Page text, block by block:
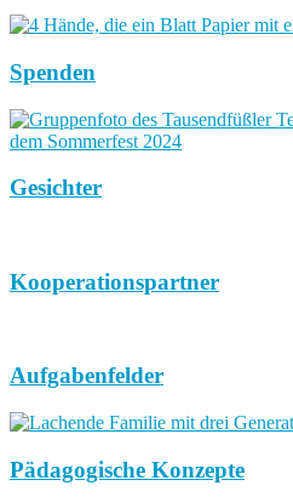
Spenden
Gesichter
Kooperationspartner
Aufgabenfelder
Pädagogische Konzepte